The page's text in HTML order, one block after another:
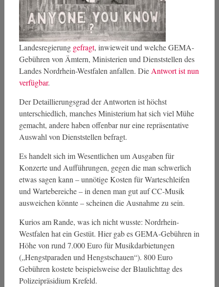
Landesregierung gefragt, inwieweit und welche GEMA-
Gebühren von Ämtern, Ministerien und Dienststellen des
Landes Nordrhein-Westfalen anfallen. Die Antwort ist nun
verfügbar.
Der Detaillierungsgrad der Antworten ist höchst
unterschiedlich, manches Ministerium hat sich viel Mühe
gemacht, andere haben offenbar nur eine repräsentative
Auswahl von Dienststellen befragt.
Es handelt sich im Wesentlichen um Ausgaben für
Konzerte und Aufführungen, gegen die man schwerlich
etwas sagen kann – unnötige Kosten für Warteschleifen
und Wartebereiche – in denen man gut auf CC-Musik
ausweichen könnte – scheinen die Ausnahme zu sein.
Kurios am Rande, was ich nicht wusste: Nordrhein-
Westfalen hat ein Gestüt. Hier gab es GEMA-Gebühren in
Höhe von rund 7.000 Euro für Musikdarbietungen
(„Hengstparaden und Hengstschauen“). 800 Euro
Gebühren kostete beispielsweise der Blaulichttag des
Polizeipräsidium Krefeld.